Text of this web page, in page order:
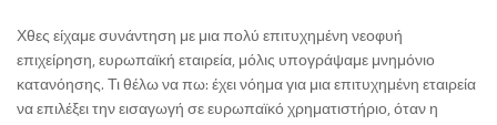
Χθες είχαμε συνάντηση με μια πολύ επιτυχημένη νεοφυή
επιχείρηση, ευρωπαϊκή εταιρεία, μόλις υπογράψαμε μνημόνιο
κατανόησης. Τι θέλω να πω: έχει νόημα για μια επιτυχημένη εταιρεία
να επιλέξει την εισαγωγή σε ευρωπαϊκό χρηματιστήριο, όταν η